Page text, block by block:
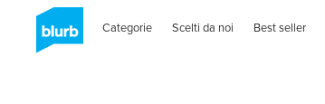
Categorie Scelti da noi Best seller